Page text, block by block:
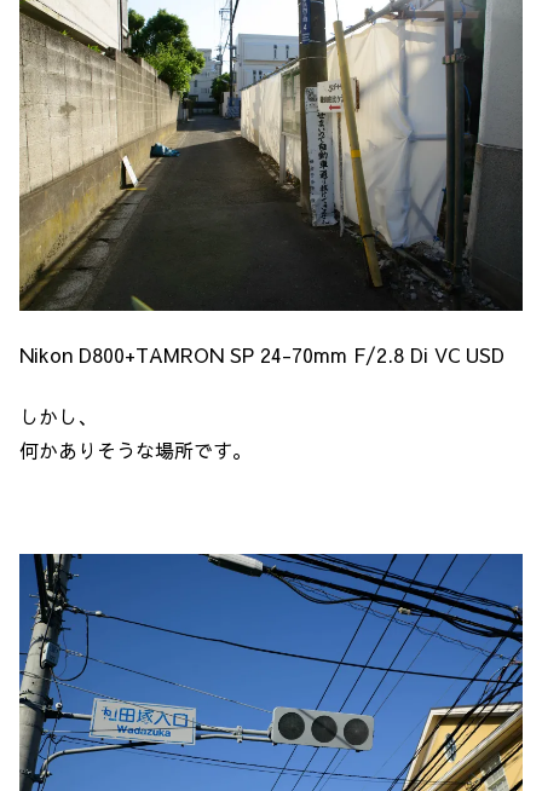
Nikon D800+TAMRON SP 24-70mm F/2.8 Di VC USD
しかし、
何かありそうな場所です。